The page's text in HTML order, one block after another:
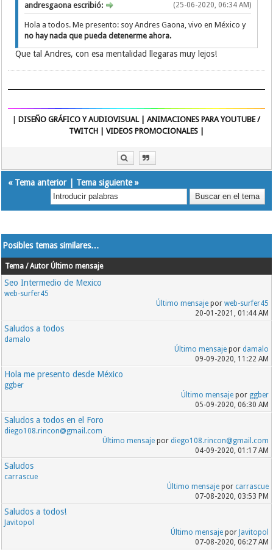
(25-06-2020, 06:34 AM)
andresgaona escribió:
Hola a todos. Me presento: soy Andres Gaona, vivo en México y
no hay nada que pueda detenerme ahora.
Que tal Andres, con esa mentalidad llegaras muy lejos!
DISEÑO GRÁFICO Y AUDIOVISUAL | ANIMACIONES PARA YOUTUBE /
TWITCH | VIDEOS PROMOCIONALES |
« Tema anterior| Tema siguiente»
Posibles temas similares…
Tema / Autor Último mensaje
Seo Intermedio de Mexico
web-surfer45
Último mensajepor web-surfer45
20-01-2021, 01:44 AM
Saludos a todos
damalo
Último mensajepor damalo
09-09-2020, 11:22 AM
Hola me presento desde México
ggber
Último mensajepor ggber
05-09-2020, 06:30 AM
Saludos a todos en el Foro
diego108.rincon@gmail.com
Último mensajepor diego108.rincon@gmail.com
04-09-2020, 01:17 AM
Saludos
carrascue
Último mensajepor carrascue
07-08-2020, 03:53 PM
Saludos a todos!
Javitopol
Último mensajepor Javitopol
07-08-2020, 06:27 AM